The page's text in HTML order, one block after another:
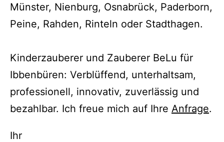
Münster, Nienburg, Osnabrück, Paderborn,
Peine, Rahden, Rinteln oder Stadthagen.
Kinderzauberer und Zauberer BeLu für
Ibbenbüren: Verblüffend, unterhaltsam,
professionell, innovativ, zuverlässig und
bezahlbar. Ich freue mich auf Ihre Anfrage.
Ihr